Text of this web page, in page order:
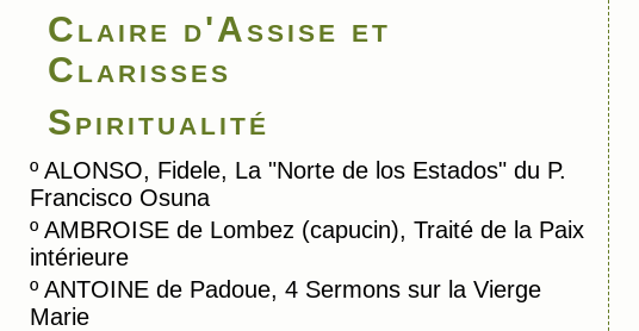
Claire d'Assise et
Clarisses
Spiritualité
º ALONSO, Fidele, La "Norte de los Estados" du P.
Francisco Osuna
º AMBROISE de Lombez (capucin), Traité de la Paix
intérieure
º ANTOINE de Padoue, 4 Sermons sur la Vierge
Marie